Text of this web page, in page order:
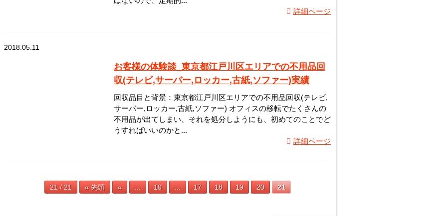
詳細ページ
2018.05.11
お客様の体験談_東京都江戸川区エリアでの不用品回
収(テレビ,サーバー,ロッカー,古紙,ソファー)実績
回収品目と背景：東京都江戸川区エリアでの不用品回収(テレビ,
サーバー,ロッカー,古紙,ソファー) オフィスの移転でたくさんの
不用品が出てしまい、それを処分しようにも、初めてのことでど
うすればいいのかと...
詳細ページ
21 / 21 « 先頭 « 10 17 18 19 20 21